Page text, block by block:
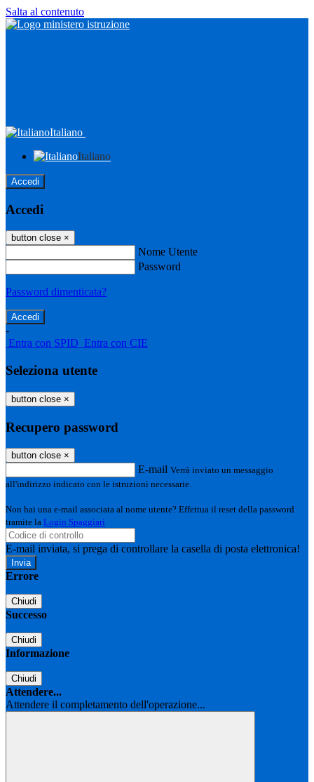
Salta al contenuto
Italiano
Italiano
Accedi
Accedi
button close ×
Nome Utente
Password
Password dimenticata?
-
Entra con SPID Entra con CIE
Seleziona utente
button close ×
Recupero password
button close ×
E-mail Verrà inviato un messaggio
all'indirizzo indicato con le istruzioni necessarie.
Non hai una e-mail associata al nome utente? Effettua il reset della password
tramite la Login Spaggiari
E-mail inviata, si prega di controllare la casella di posta elettronica!
Errore
Chiudi
Successo
Chiudi
Informazione
Chiudi
Attendere...
Attendere il completamento dell'operazione...